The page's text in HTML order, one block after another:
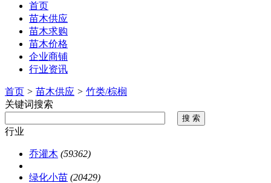
首页
苗木供应
苗木求购
苗木价格
企业商铺
行业资讯
首页 > 苗木供应 > 竹类/棕榈
关键词搜索
行业
乔灌木 (59362)
绿化小苗 (20429)